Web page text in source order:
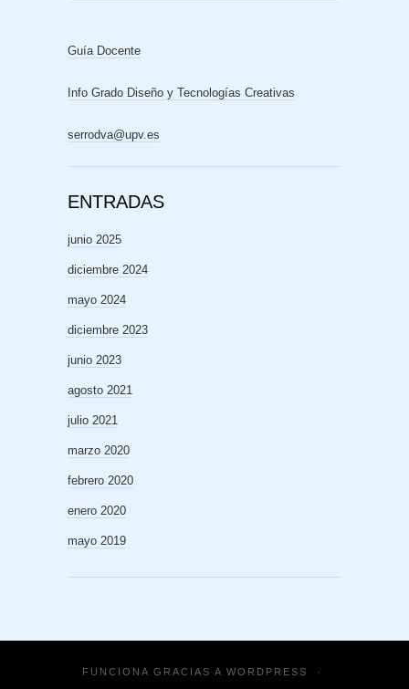
Guía Docente
Info Grado Diseño y Tecnologías Creativas
serrodva@upv.es
ENTRADAS
junio 2025
diciembre 2024
mayo 2024
diciembre 2023
junio 2023
agosto 2021
julio 2021
marzo 2020
febrero 2020
enero 2020
mayo 2019
FUNCIONA GRACIAS A WORDPRESS
·